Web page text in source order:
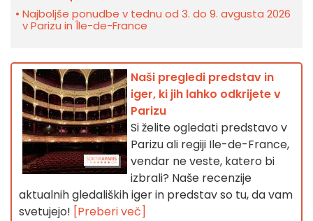
Najboljše ponudbe v tednu od 3. do 9. avgusta 2026
v Parizu in Île-de-France
Naši pregledi predstav in
iger, ki jih lahko odkrijete v
Parizu
Si želite ogledati predstavo v
Parizu ali regiji Ile-de-France,
vendar ne veste, katero bi
izbrali? Naše recenzije
aktualnih gledaliških iger in predstav so tu, da vam
svetujejo! [Preberi več]